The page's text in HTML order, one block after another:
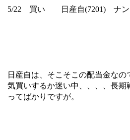
5/22 買い 日産自(7201) ナン
日産自は、そこそこの配当金なの
気買いするか迷い中、、、、長期
ってばかりですが。